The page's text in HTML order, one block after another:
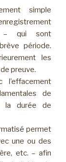
simple
– qui sont
période.
les
preuve.
de
la durée de
permet
une ou des
etc. – afin